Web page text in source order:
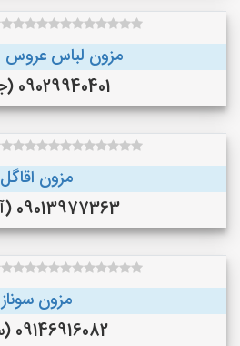
مزون لباس عروس vip دریا
09029940401 (جهرم )
مزون اقاگل
09013977363 (آذرشهر)
مزون سوناز
09146916082 (سهند)